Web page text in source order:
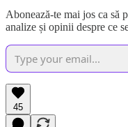
Abonează-te mai jos ca să
analize și opinii despre ce
45